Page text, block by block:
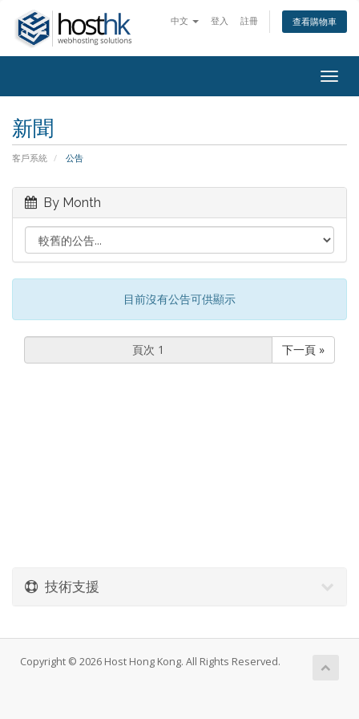
中文 登入 註冊 查看購物車
新聞
客戶系統 公告
By Month
目前沒有公告可供顯示
下一頁 »
技術支援
Copyright © 2026 Host Hong Kong. All Rights Reserved.